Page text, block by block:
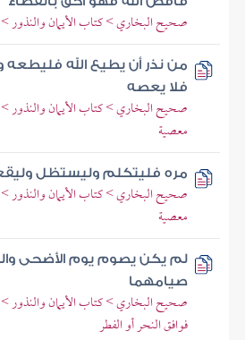
صحيح البخاري > كتاب الأيمان والنذور
من نذر أن يطيع الله فليطعه
فلا يعصه
صحيح البخاري > كتاب الأيمان والنذور >
معصية
مره فليتكلم وليستظل
صحيح البخاري > كتاب الأيمان والنذور >
معصية
لم يكن يصوم يوم الأضحى
صيامهما
صحيح البخاري > كتاب الأيمان والنذور
فوافق النحر أو الفطر